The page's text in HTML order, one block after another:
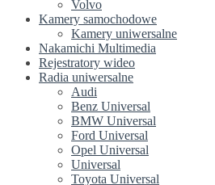
Volvo
Kamery samochodowe
Kamery uniwersalne
Nakamichi Multimedia
Rejestratory wideo
Radia uniwersalne
Audi
Benz Universal
BMW Universal
Ford Universal
Opel Universal
Universal
Toyota Universal